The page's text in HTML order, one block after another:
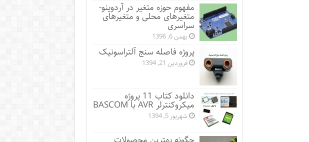
مفهوم حوزه متغیر در آردوینو-
متغیرهای محلی و متغیرهای
سراسری
بهمن 6, 1396
پروژه فاصله سنج آلتراسونیک
فروردین 21, 1394
دانلود کتاب 11 پروژه
میکروکنترلر AVR با BASCOM
شهریور 5, 1394